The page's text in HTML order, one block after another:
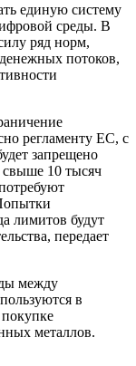
единую систему
среды. В
ряд норм,
потоков,
регламенту ЕС, с
запрещено
10 тысяч
лимитов будут
передает
между
в
металлов.